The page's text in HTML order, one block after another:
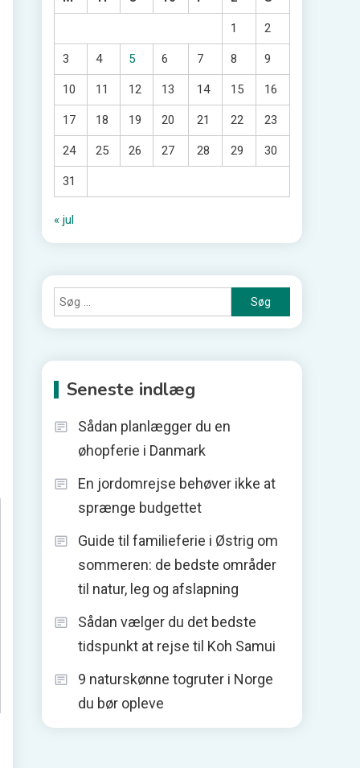
1 2
3 4 5 6 7 8 9
10 11 12 13 14 15 16
17 18 19 20 21 22 23
24 25 26 27 28 29 30
31
« jul
Søg
efter:
Seneste indlæg
Sådan planlægger du en
øhopferie i Danmark
En jordomrejse behøver ikke at
sprænge budgettet
Guide til familieferie i Østrig om
sommeren: de bedste områder
til natur, leg og afslapning
Sådan vælger du det bedste
tidspunkt at rejse til Koh Samui
9 naturskønne togruter i Norge
du bør opleve